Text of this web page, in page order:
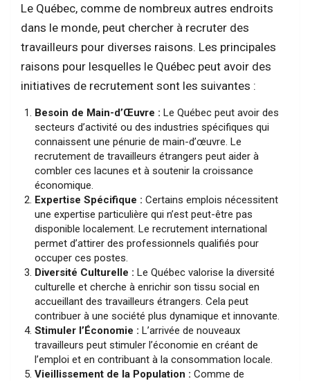
Le Québec, comme de nombreux autres endroits
dans le monde, peut chercher à recruter des
travailleurs pour diverses raisons. Les principales
raisons pour lesquelles le Québec peut avoir des
initiatives de recrutement sont les suivantes :
Besoin de Main-d’Œuvre : Le Québec peut avoir des
secteurs d’activité ou des industries spécifiques qui
connaissent une pénurie de main-d’œuvre. Le
recrutement de travailleurs étrangers peut aider à
combler ces lacunes et à soutenir la croissance
économique.
Expertise Spécifique : Certains emplois nécessitent
une expertise particulière qui n’est peut-être pas
disponible localement. Le recrutement international
permet d’attirer des professionnels qualifiés pour
occuper ces postes.
Diversité Culturelle : Le Québec valorise la diversité
culturelle et cherche à enrichir son tissu social en
accueillant des travailleurs étrangers. Cela peut
contribuer à une société plus dynamique et innovante.
Stimuler l’Économie : L’arrivée de nouveaux
travailleurs peut stimuler l’économie en créant de
l’emploi et en contribuant à la consommation locale.
Vieillissement de la Population : Comme de